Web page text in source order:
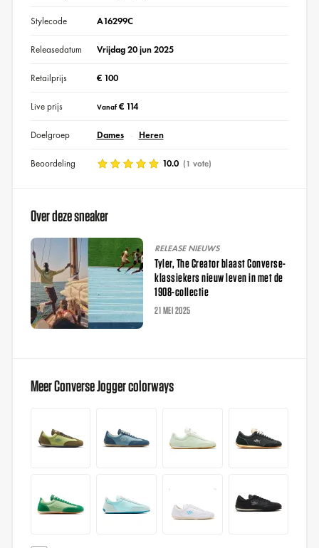
Stylecode A16299C
Releasedatum Vrijdag 20 jun 2025
Retailprijs € 100
Live prijs Vanaf€ 114
Doelgroep Dames Heren
Beoordeling 10.0 (1 vote)
Over deze sneaker
RELEASE NIEUWS
Tyler, The Creator blaast Converse-
klassiekers nieuw leven in met de
1908-collectie
21 MEI 2025
Meer Converse Jogger colorways